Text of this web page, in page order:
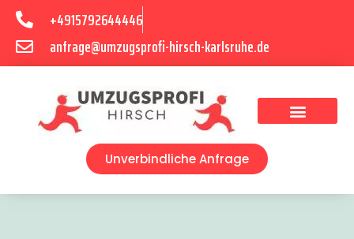
+4915792644446
anfrage@umzugsprofi-hirsch-karlsruhe.de
Unverbindliche Anfrage